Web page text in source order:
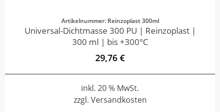
Artikelnummer: Reinzoplast 300ml
Universal-Dichtmasse 300 PU | Reinzoplast |
300 ml | bis +300°C
29,76 €
inkl. 20 % MwSt.
zzgl. Versandkosten